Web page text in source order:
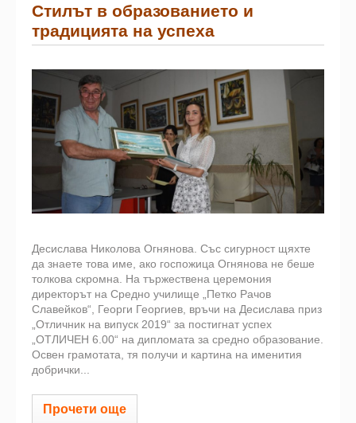
Стилът в образованието и
традицията на успеха
Десислава Николова Огнянова. Със сигурност щяхте
да знаете това име, ако госпожица Огнянова не беше
толкова скромна. На тържествена церемония
директорът на Средно училище „Петко Рачов
Славейков“, Георги Георгиев, връчи на Десислава приз
„Отличник на випуск 2019“ за постигнат успех
„ОТЛИЧЕН 6.00“ на дипломата за средно образование.
Освен грамотата, тя получи и картина на именития
добрички...
Прочети още